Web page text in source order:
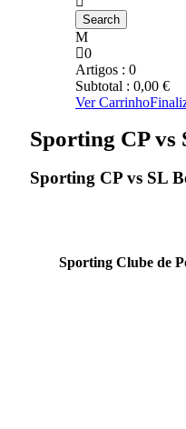
0
Artigos : 0
Subtotal : 0,00 €
Ver Carrinho
Sporting CP vs
Sporting CP vs SL
Sporting Clube de